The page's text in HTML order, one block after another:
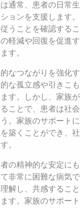
通常、患者の日常生
ョンを支援します。
うことを確認するこ
軽減や回復を促進す
す。
なつながりを強化す
な孤立感や引きこも
す。しかし、家族が
ことで、患者は社会
。家族のサポートに
築くことができ、社
。
の精神的な安定にも
非常に困難な病気で
解し、共感すること
す。家族のサポート